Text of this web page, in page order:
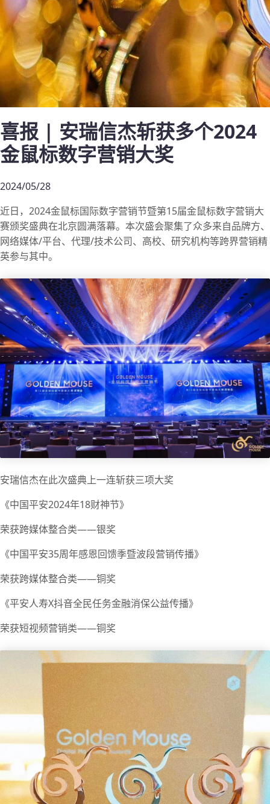
喜报 | 安瑞信杰斩获多个2024
金鼠标数字营销大奖
2024/05/28
近日，2024金鼠标国际数字营销节暨第15届金鼠标数字营销大
赛颁奖盛典在北京圆满落幕。本次盛会聚集了众多来自品牌方、
网络媒体/平台、代理/技术公司、高校、研究机构等跨界营销精
英参与其中。
安瑞信杰在此次盛典上一连斩获三项大奖
《中国平安2024年18财神节》
荣获跨媒体整合类——银奖
《中国平安35周年感恩回馈季暨波段营销传播》
荣获跨媒体整合类——铜奖
《平安人寿X抖音全民任务金融消保公益传播》
荣获短视频营销类——铜奖